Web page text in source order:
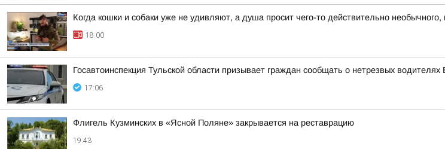
Когда кошки и собаки уже не удивляют, а душа просит чего-то действительно
18:00
Госавтоинспекция Тульской области призывает граждан сообщать о нетрезвых
17:06
Флигель Кузминских в «Ясной Поляне» закрывается на реставрацию
19:43